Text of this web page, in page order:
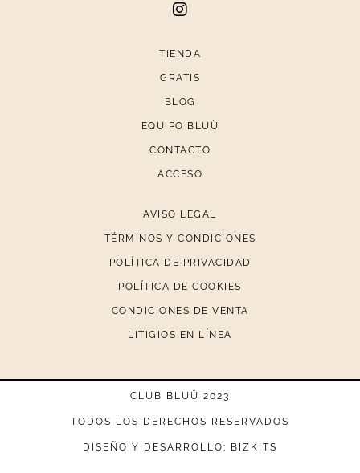
TIENDA
GRATIS
BLOG
EQUIPO BLUÜ
CONTACTO
ACCESO
AVISO LEGAL
TÉRMINOS Y CONDICIONES
POLÍTICA DE PRIVACIDAD
POLÍTICA DE COOKIES
CONDICIONES DE VENTA
LITIGIOS EN LÍNEA
CLUB BLUÜ 2023
TODOS LOS DERECHOS RESERVADOS
DISEÑO Y DESARROLLO: BIZKITS